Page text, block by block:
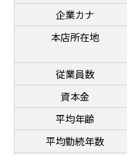
企業カナ
本店所在地
従業員数
資本金
平均年齢
平均勤続年数